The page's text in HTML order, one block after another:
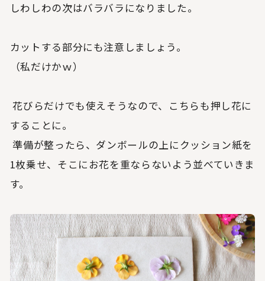
しわしわの次はバラバラになりました。
カットする部分にも注意しましょう。
（私だけかｗ）
花びらだけでも使えそうなので、こちらも押し花に
することに。
準備が整ったら、ダンボールの上にクッション紙を
1枚乗せ、そこにお花を重ならないよう並べていきま
す。